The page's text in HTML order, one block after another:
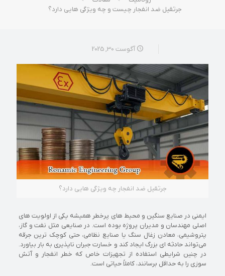
جرثقیل ضد انفجار چیست و چه ویژگی هایی دارد؟
آگوست 30, 2025
جرثقیل ضد انفجار چه ویژگی هایی دارد؟
ایمنی در صنایع سنگین و محیط‌ های پرخطر همیشه یکی از اولویت‌ های
اصلی مهندسان و مدیران پروژه بوده است. در صنایعی مثل نفت و گاز،
پتروشیمی، معادن زغال‌ سنگ یا صنایع نظامی، حتی کوچک‌ ترین جرقه
می‌تواند حادثه‌ ای بزرگ ایجاد کند و خسارت جبران‌ ناپذیری به بار بیاورد.
در چنین شرایطی استفاده از تجهیزات خاص که خطر انفجار و آتش‌
سوزی را به حداقل برسانند، کاملاً حیاتی است.